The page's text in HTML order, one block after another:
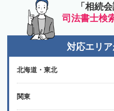
「相続
司法書士検
対応エリ
北海道・東北
関東